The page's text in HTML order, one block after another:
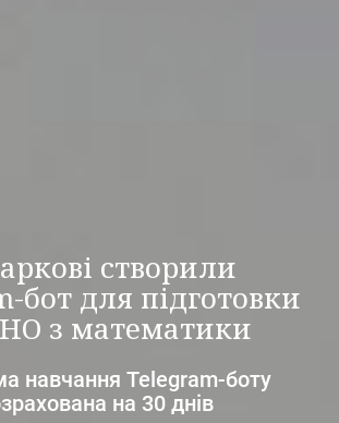
створили
бот для підготовки
з математики
навчання Telegram-боту
на 30 днів